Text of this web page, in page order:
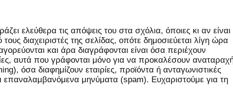
ελεύθερα τις απόψεις του στα σχόλια, όποιες κι αν είναι
διαχειριστές της σελίδας, οπότε δημοσιεύεται λίγη ώρα
και άρα διαγράφονται είναι όσα περιέχουν
αυτά που γράφονται μόνο για να προκαλέσουν
όσα διαφημίζουν εταιρίες, προϊόντα ή ανταγωνιστικές
επαναλαμβανόμενα μηνύματα (spam). Ευχαριστούμε για τη